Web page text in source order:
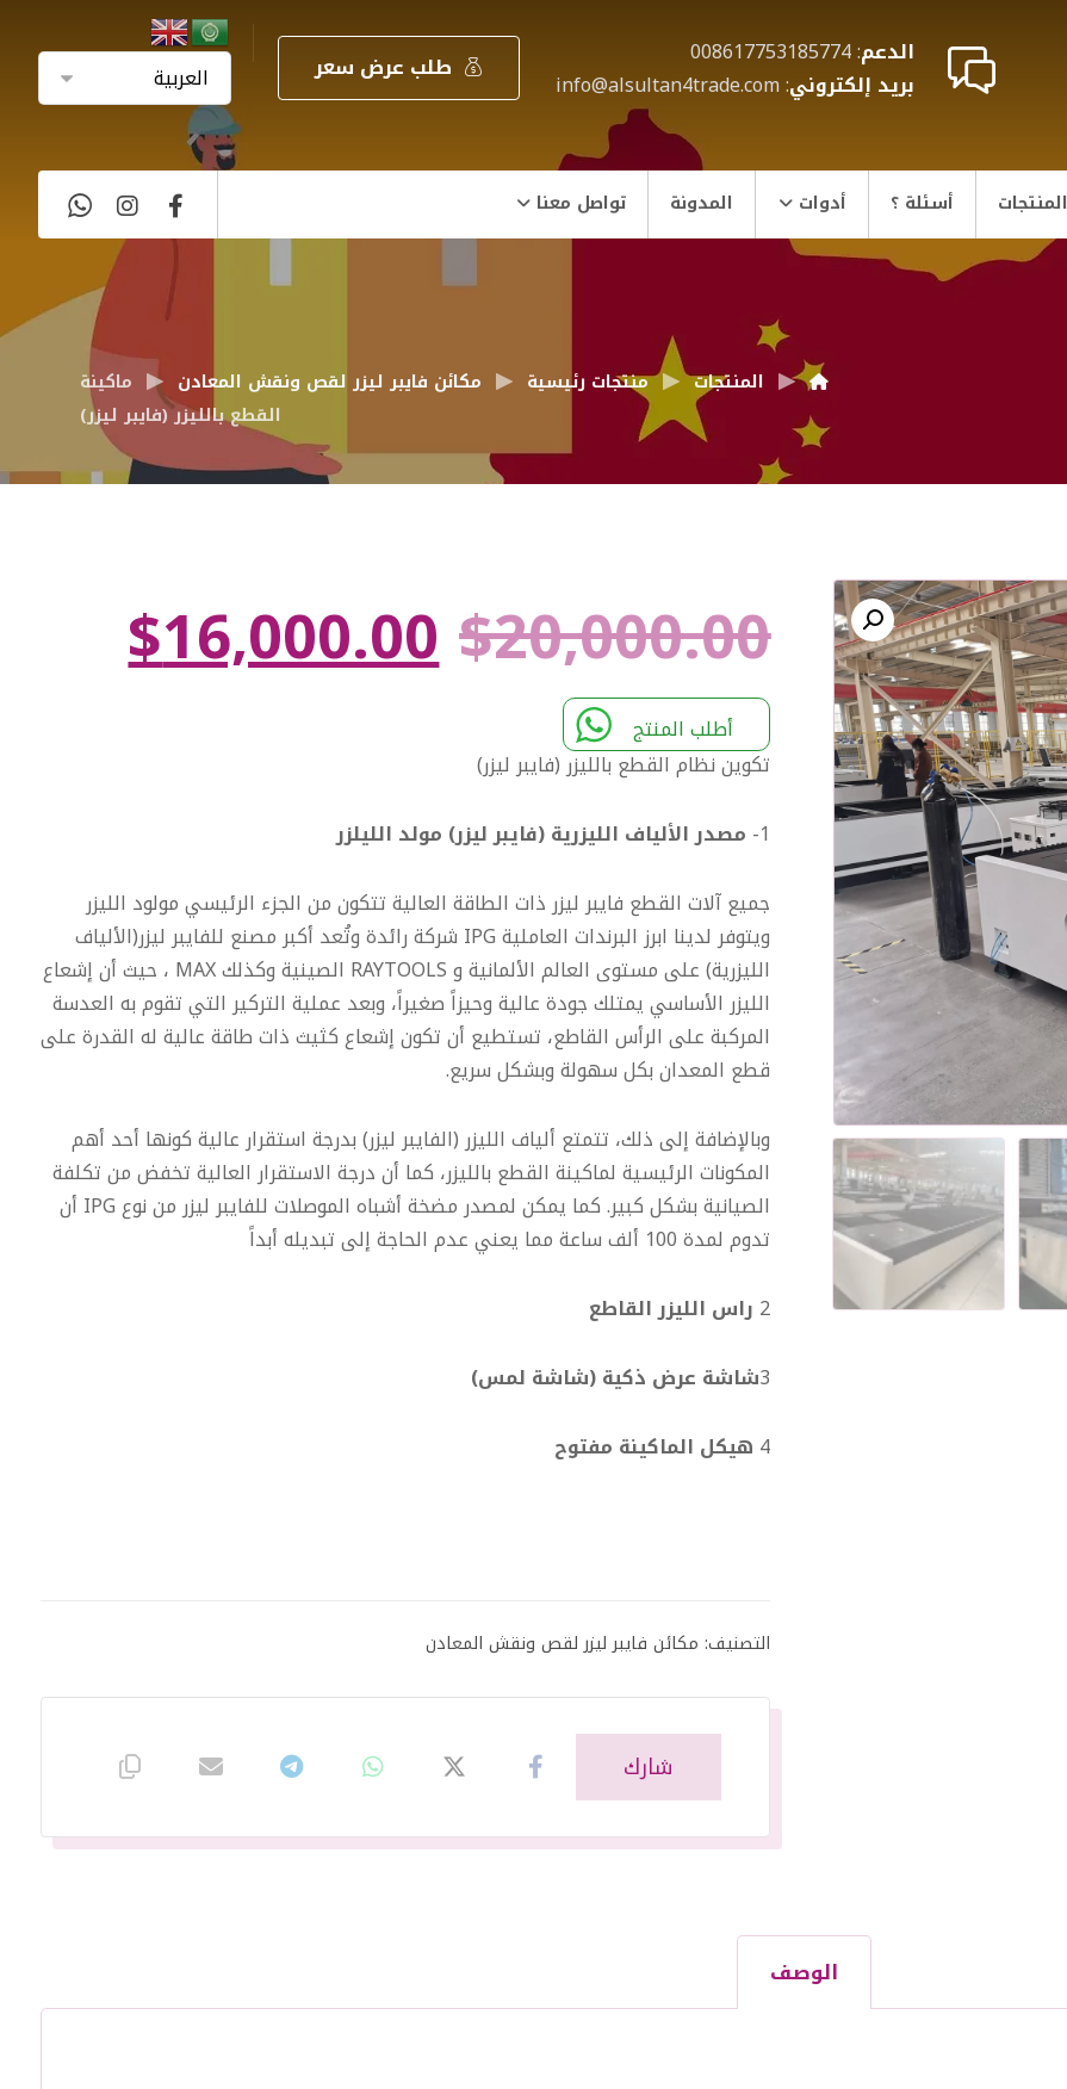
طلب عرض سعر الدعم: 008617753185774
بريد إلكتروني: info@alsultan4trade.com
المنتجات أسئلة ؟ أدوات المدونة تواصل معنا
المنتجات منتجات رئيسية مكائن فايبر ليزر لقص ونقش المعادن
ماكينة
القطع بالليزر (فايبر ليزر)
Enlarge the image
$20,000.00
$16,000.00
أطلب المنتج
تكوين نظام القطع بالليزر (فايبر ليزر)
1- مصدر الألياف الليزرية (فايبر ليزر) مولد الليلزر
جميع آلات القطع فايبر ليزر ذات الطاقة العالية تتكون من الجزء الرئيسي مولود الليزر
ويتوفر لدينا ابرز البرندات العاملية IPG شركة رائدة وتُعد أكبر مصنع للفايبر ليزر(الألياف
الليزرية) على مستوى العالم الألمانية و RAYTOOLS الصينية وكذلك MAX ، حيث أن إشعاع
الليزر الأساسي يمتلك جودة عالية وحيزاً صغيراً، وبعد عملية التركير التي تقوم به العدسة
المركبة على الرأس القاطع، تستطيع أن تكون إشعاع كثيث ذات طاقة عالية له القدرة على
قطع المعدان بكل سهولة وبشكل سريع.
وبالإضافة إلى ذلك، تتمتع ألياف الليزر (الفايبر ليزر) بدرجة استقرار عالية كونها أحد أهم
المكونات الرئيسية لماكينة القطع بالليزر، كما أن درجة الاستقرار العالية تخفض من تكلفة
الصيانية بشكل كبير. كما يمكن لمصدر مضخة أشباه الموصلات للفايبر ليزر من نوع IPG أن
تدوم لمدة 100 ألف ساعة مما يعني عدم الحاجة إلى تبديله أبداً
2 راس الليزر القاطع
3شاشة عرض ذكية (شاشة لمس)
4 هيكل الماكينة مفتوح
التصنيف: مكائن فايبر ليزر لقص ونقش المعادن
الوصف